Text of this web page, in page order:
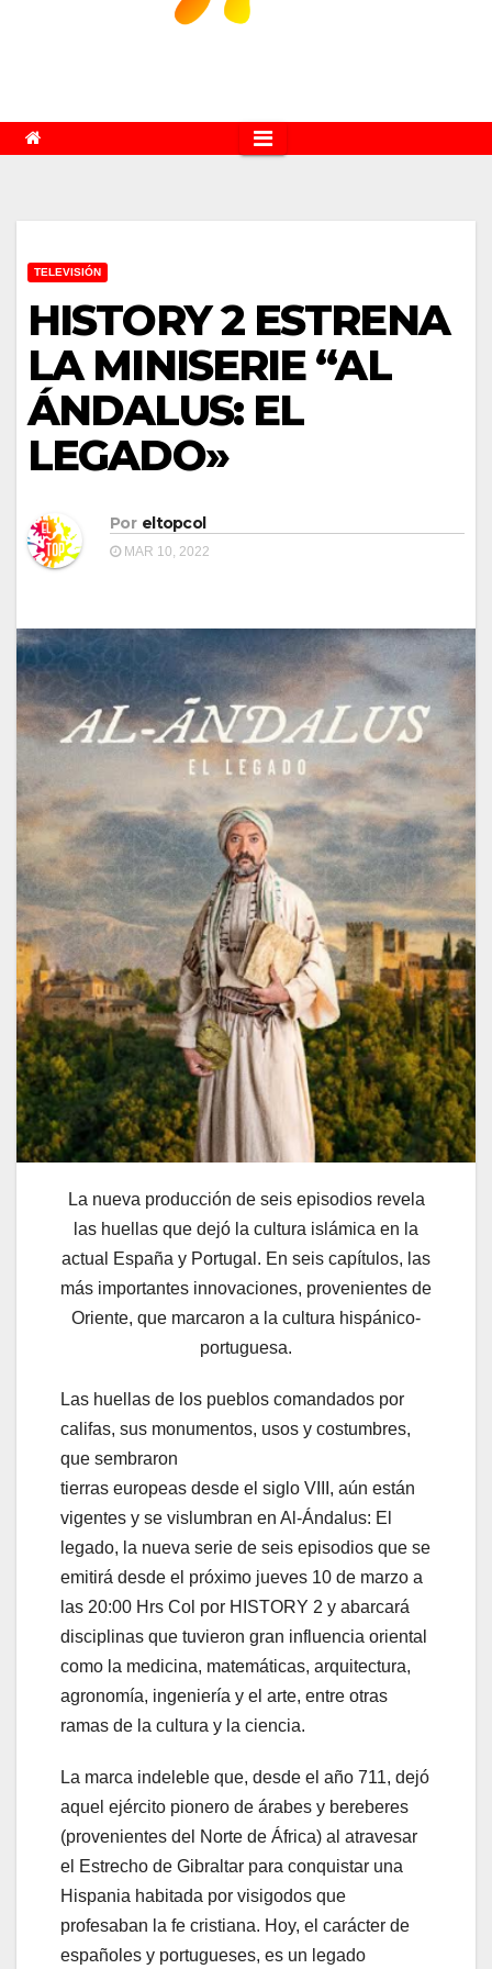
TELEVISIÓN
HISTORY 2 ESTRENA
LA MINISERIE “AL
ÁNDALUS: EL
LEGADO»
Por eltopcol
MAR 10, 2022
La nueva producción de seis episodios revela
las huellas que dejó la cultura islámica en la
actual España y Portugal. En seis capítulos, las
más importantes innovaciones, provenientes de
Oriente, que marcaron a la cultura hispánico-
portuguesa.
Las huellas de los pueblos comandados por
califas, sus monumentos, usos y costumbres,
que sembraron
tierras europeas desde el siglo VIII, aún están
vigentes y se vislumbran en Al-Ándalus: El
legado, la nueva serie de seis episodios que se
emitirá desde el próximo jueves 10 de marzo a
las 20:00 Hrs Col por HISTORY 2 y abarcará
disciplinas que tuvieron gran influencia oriental
como la medicina, matemáticas, arquitectura,
agronomía, ingeniería y el arte, entre otras
ramas de la cultura y la ciencia.
La marca indeleble que, desde el año 711, dejó
aquel ejército pionero de árabes y bereberes
(provenientes del Norte de África) al atravesar
el Estrecho de Gibraltar para conquistar una
Hispania habitada por visigodos que
profesaban la fe cristiana. Hoy, el carácter de
españoles y portugueses, es un legado